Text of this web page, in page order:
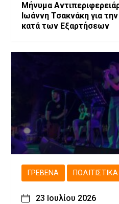
Μήνυμα
Ιωάννη Τσακνάκη για
κατά των Εξαρτήσεων
ΓΡΕΒΕΝΆ ΠΟΛΙΤΙΣΤΙΚΆ
23 Ιουλίου 2026